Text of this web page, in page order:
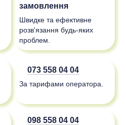
замовлення
Швидке та ефективне
розв'язання будь-яких
проблем.
073 558 04 04
За тарифами оператора.
098 558 04 04